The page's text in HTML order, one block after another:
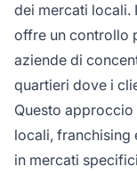
dei mercati locali.
offre un controllo
aziende di
quartieri dove i
Questo
locali, franchising
in mercati